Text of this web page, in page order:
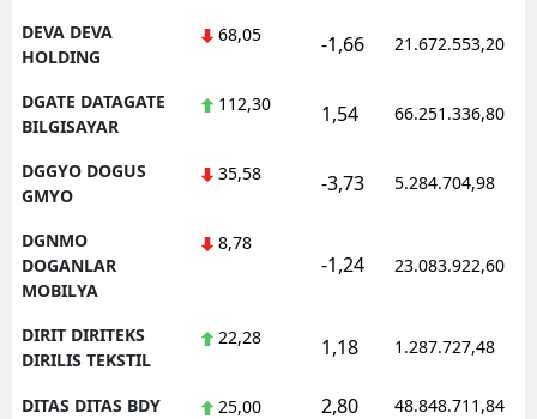
DEVA DEVA
HOLDING
68,05 -1,66 21.672.553,20
DGATE DATAGATE
BILGISAYAR
112,30 1,54 66.251.336,80
DGGYO DOGUS
GMYO
35,58 -3,73 5.284.704,98
DGNMO
DOGANLAR
MOBILYA
8,78
-1,24 23.083.922,60
DIRIT DIRITEKS
DIRILIS TEKSTIL
22,28 1,18 1.287.727,48
DITAS DITAS BDY 25,00 2,80 48.848.711,84